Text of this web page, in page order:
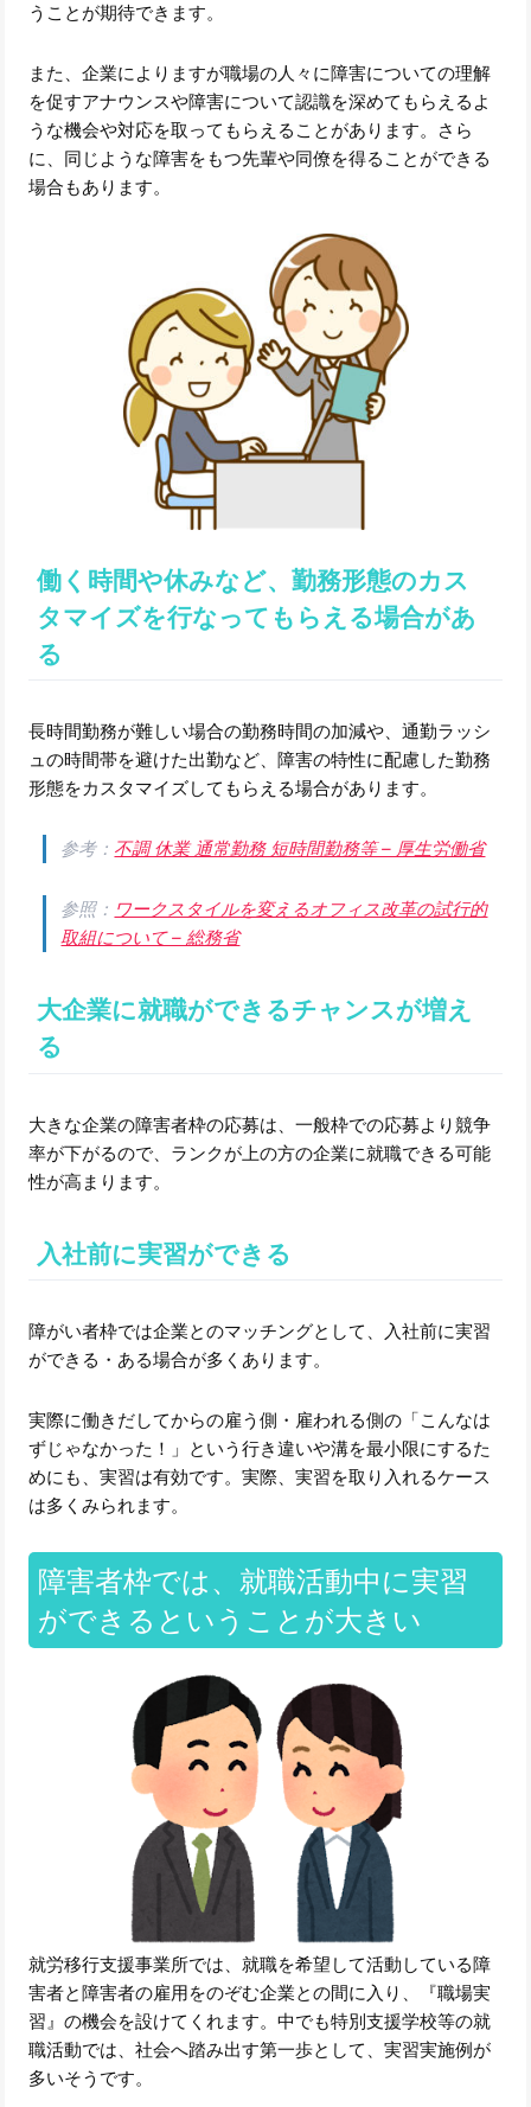
うことが期待できます。
また、企業によりますが職場の人々に障害についての理解
を促すアナウンスや障害について認識を深めてもらえるよ
うな機会や対応を取ってもらえることがあります。さら
に、同じような障害をもつ先輩や同僚を得ることができる
場合もあります。
働く時間や休みなど、勤務形態のカス
タマイズを行なってもらえる場合があ
る
長時間勤務が難しい場合の勤務時間の加減や、通勤ラッシ
ュの時間帯を避けた出勤など、障害の特性に配慮した勤務
形態をカスタマイズしてもらえる場合があります。
参考： 不調 休業 通常勤務 短時間勤務等 – 厚生労働省
参照： ワークスタイルを変えるオフィス改革の試行的
取組について – 総務省
大企業に就職ができるチャンスが増え
る
大きな企業の障害者枠の応募は、一般枠での応募より競争
率が下がるので、ランクが上の方の企業に就職できる可能
性が高まります。
入社前に実習ができる
障がい者枠では企業とのマッチングとして、入社前に実習
ができる・ある場合が多くあります。
実際に働きだしてからの雇う側・雇われる側の「こんなは
ずじゃなかった！」という行き違いや溝を最小限にするた
めにも、実習は有効です。実際、実習を取り入れるケース
は多くみられます。
障害者枠では、就職活動中に実習
ができるということが大きい
就労移行支援事業所では、就職を希望して活動している障
害者と障害者の雇用をのぞむ企業との間に入り、『職場実
習』の機会を設けてくれます。中でも特別支援学校等の就
職活動では、社会へ踏み出す第一歩として、実習実施例が
多いそうです。